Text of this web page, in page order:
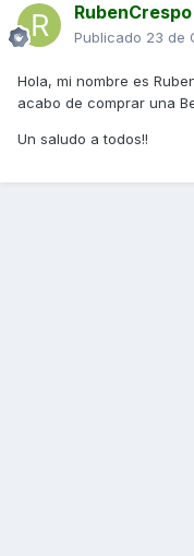
RubenCrespo
Publicado 23 de
Hola, mi nombre es
acabo de comprar una
Un saludo a todos!!